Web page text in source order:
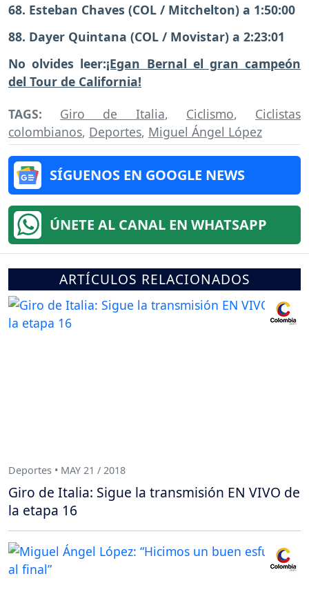
68. Esteban Chaves (COL / Mitchelton) a 1:50:00
88. Dayer Quintana (COL / Movistar) a 2:23:01
No olvides leer:¡Egan Bernal el gran campeón
del Tour de California!
TAGS: Giro de Italia, Ciclismo, Ciclistas
colombianos, Deportes, Miguel Ángel López
SÍGUENOS EN GOOGLE NEWS
ÚNETE AL CANAL EN WHATSAPP
ARTÍCULOS RELACIONADOS
Deportes • MAY 21 / 2018
Giro de Italia: Sigue la transmisión EN VIVO de
la etapa 16